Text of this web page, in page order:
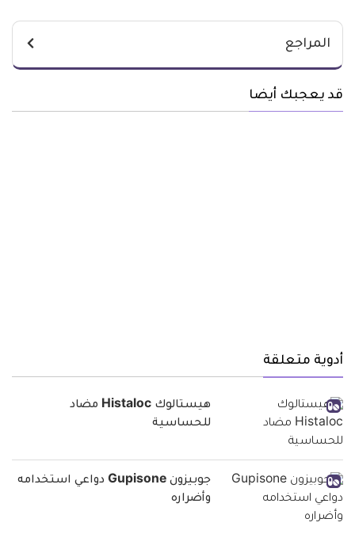
المراجع
قد يعجبك أيضا
أدوية متعلقة
هيستالوك Histaloc مضاد
للحساسية
جوبيزون Gupisone دواعي استخدامه
وأضراره